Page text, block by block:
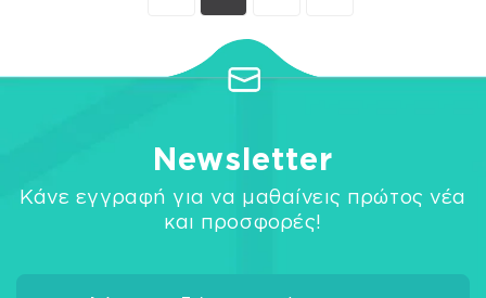
Newsletter
Κάνε εγγραφή για να μαθαίνεις πρώτος νέα
και προσφορές!